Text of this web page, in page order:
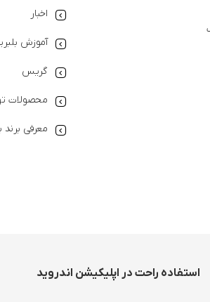
اخبار
آموزش
گریس
محصولات
معرفی برند
استفاده راحت در اپلیکیشن اندروید